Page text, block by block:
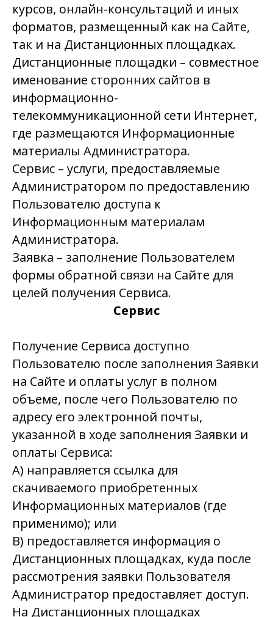
курсов, онлайн-консультаций и иных
форматов, размещенный как на Сайте,
так и на Дистанционных площадках.
Дистанционные площадки – совместное
именование сторонних сайтов в
информационно-
телекоммуникационной сети Интернет,
где размещаются Информационные
материалы Администратора.
Сервис – услуги, предоставляемые
Администратором по предоставлению
Пользователю доступа к
Информационным материалам
Администратора.
Заявка – заполнение Пользователем
формы обратной связи на Сайте для
целей получения Сервиса.
Сервис
Получение Сервиса доступно
Пользователю после заполнения Заявки
на Сайте и оплаты услуг в полном
объеме, после чего Пользователю по
адресу его электронной почты,
указанной в ходе заполнения Заявки и
оплаты Сервиса:
А) направляется ссылка для
скачиваемого приобретенных
Информационных материалов (где
применимо); или
В) предоставляется информация о
Дистанционных площадках, куда после
рассмотрения заявки Пользователя
Администратор предоставляет доступ.
На Дистанционных площадках